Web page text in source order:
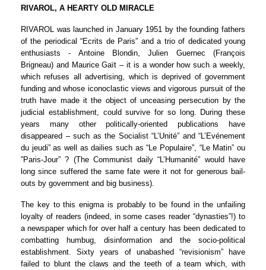
RIVAROL, A HEARTY OLD MIRACLE
RIVAROL was launched in January 1951 by the founding fathers
of the periodical “Ecrits de Paris” and a trio of dedicated young
enthusiasts - Antoine Blondin, Julien Guernec (François
Brigneau) and Maurice Gaït – it is a wonder how such a weekly,
which refuses all advertising, which is deprived of government
funding and whose iconoclastic views and vigorous pursuit of the
truth have made it the object of unceasing persecution by the
judicial establishment, could survive for so long. During these
years many other politically-oriented publications have
disappeared – such as the Socialist “L’Unité” and “L’Evénement
du jeudi” as well as dailies such as “Le Populaire”, “Le Matin” ou
”Paris-Jour” ? (The Communist daily “L’Humanité” would have
long since suffered the same fate were it not for generous bail-
outs by government and big business).
The key to this enigma is probably to be found in the unfailing
loyalty of readers (indeed, in some cases reader “dynasties”!) to
a newspaper which for over half a century has been dedicated to
combatting humbug, disinformation and the socio-political
establishment. Sixty years of unabashed “revisionism” have
failed to blunt the claws and the teeth of a team which, with